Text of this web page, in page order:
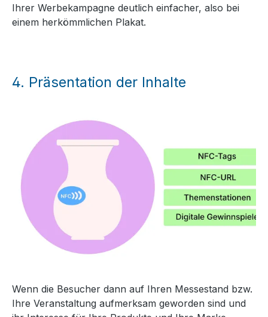
Ihrer Werbekampagne deutlich einfacher, also bei
einem herkömmlichen Plakat.
4. Präsentation der Inhalte
Wenn die Besucher dann auf Ihren Messestand bzw.
Ihre Veranstaltung aufmerksam geworden sind und